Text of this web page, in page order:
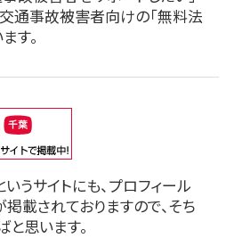
通事故被害者向けの「無料法
す。
うサイトにも、プロフィール
載されておりますので、そち
思います。